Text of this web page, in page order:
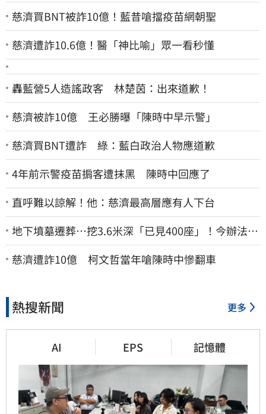
慈濟買BNT被詐10億！藍昔嗆擋疫苗網朝聖
慈濟遭詐10.6億！醫「神比喻」眾一看秒懂
轟藍營5人造謠政客 林楚茵：出來道歉！
慈濟被詐10億 王必勝曝「陳時中早示警」
慈濟買BNT遭詐 綠：藍白政治人物應道歉
4年前示警疫苗掮客遭抹黑 陳時中回應了
直呼難以諒解！他：慈濟最高層應有人下台
地下墳墓遷葬…挖3.6米深「已見400座」！今辦法會
安撫祖先
慈濟遭詐10億 柯文哲當年嗆陳時中慘翻車
熱搜新聞 更多
AI EPS 記憶體